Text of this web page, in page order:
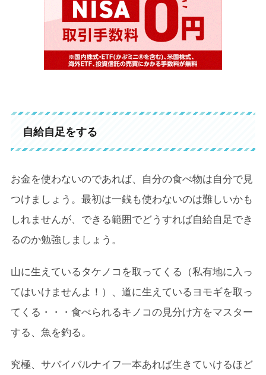
自給自足をする
お金を使わないのであれば、自分の食べ物は自分で見
つけましょう。最初は一銭も使わないのは難しいかも
しれませんが、できる範囲でどうすれば自給自足でき
るのか勉強しましょう。
山に生えているタケノコを取ってくる（私有地に入っ
てはいけませんよ！）、道に生えているヨモギを取っ
てくる・・・食べられるキノコの見分け方をマスター
する、魚を釣る。
究極、サバイバルナイフ一本あれば生きていけるほど